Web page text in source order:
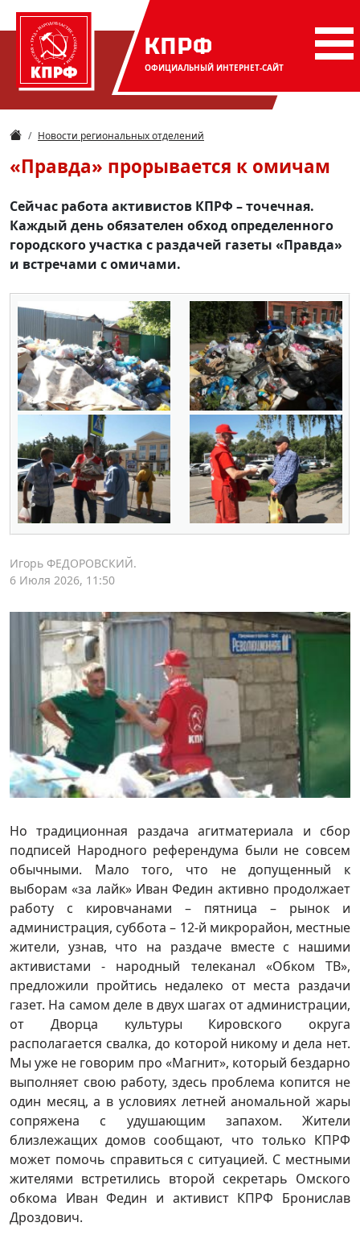
КПРФ
ОФИЦИАЛЬНЫЙ ИНТЕРНЕТ-САЙТ
Новости региональных отделений
«Правда» прорывается к омичам
Сейчас работа активистов КПРФ – точечная.
Каждый день обязателен обход определенного
городского участка с раздачей газеты «Правда»
и встречами с омичами.
Игорь ФЕДОРОВСКИЙ.
6 Июля 2026, 11:50
Но традиционная раздача агитматериала и сбор
подписей Народного референдума были не совсем
обычными. Мало того, что не допущенный к
выборам «за лайк» Иван Федин активно продолжает
работу с кировчанами – пятница – рынок и
администрация, суббота – 12-й микрорайон, местные
жители, узнав, что на раздаче вместе с нашими
активистами - народный телеканал «Обком ТВ»,
предложили пройтись недалеко от места раздачи
газет. На самом деле в двух шагах от администрации,
от Дворца культуры Кировского округа
располагается свалка, до которой никому и дела нет.
Мы уже не говорим про «Магнит», который бездарно
выполняет свою работу, здесь проблема копится не
один месяц, а в условиях летней аномальной жары
сопряжена с удушающим запахом. Жители
близлежащих домов сообщают, что только КПРФ
может помочь справиться с ситуацией. С местными
жителями встретились второй секретарь Омского
обкома Иван Федин и активист КПРФ Бронислав
Дроздович.